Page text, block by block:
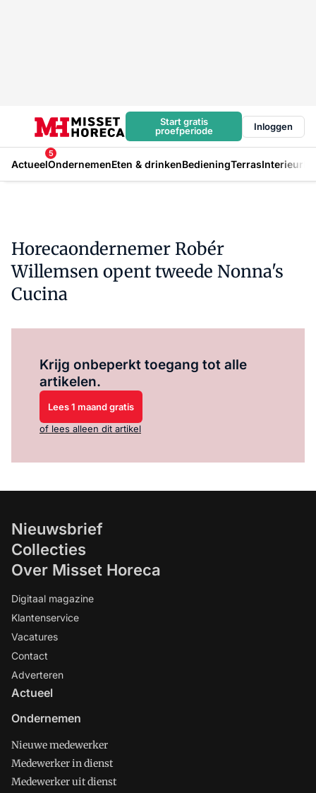
Start gratis
proefperiode
Inloggen
Actueel
5
OndernemenEten & drinkenBedieningTerrasInterieur
Horecaondernemer Robér
Willemsen opent tweede Nonna's
Cucina
Krijg onbeperkt toegang tot alle
artikelen.
Lees 1 maand gratis
of lees alleen dit artikel
Nieuwsbrief
Collecties
Over Misset Horeca
Digitaal magazine
Klantenservice
Vacatures
Contact
Adverteren
Actueel
Ondernemen
Nieuwe medewerker
Medewerker in dienst
Medewerker uit dienst